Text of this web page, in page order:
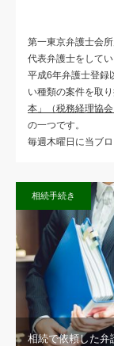
第一東京弁護士会
代表弁護士をしてい
平成6年弁護士登録
い種類の案件を取り
本」（税務経理協会
の一つです。
毎週木曜日に当ブ
相続手続き
相続で依頼した弁